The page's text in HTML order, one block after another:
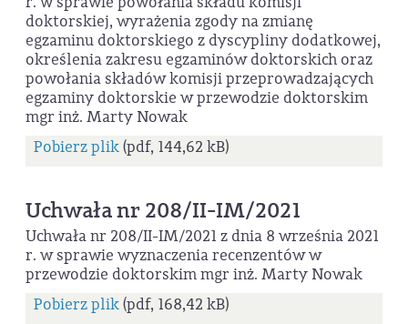
doktorskiej, wyrażenia zgody na zmianę
egzaminu doktorskiego z dyscypliny dodatkowej,
określenia zakresu egzaminów doktorskich oraz
powołania składów komisji przeprowadzających
egzaminy doktorskie w przewodzie doktorskim
mgr inż. Marty Nowak
Pobierz plik(pdf, 144,62 kB)
Uchwała nr 208/II-IM/2021
Uchwała nr 208/II-IM/2021 z dnia 8 września 2021
r. w sprawie wyznaczenia recenzentów w
przewodzie doktorskim mgr inż. Marty Nowak
Pobierz plik(pdf, 168,42 kB)